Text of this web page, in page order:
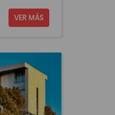
VER MÁS